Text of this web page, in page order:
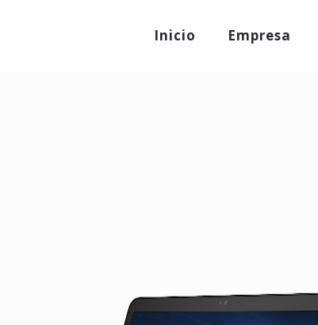
Inicio Empresa